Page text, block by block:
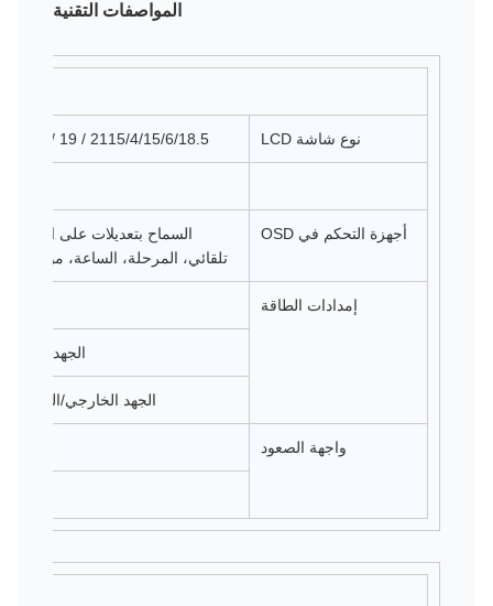
المواصفات التقنية
نوع شاشة LCD 2115/4/15/6/18.5 / 19 / 19.5 / 20 / 21.5 / 22 / 23 / 23.6 / 24
أجهزة التحكم في OSD
السماح بتعديلات على
تلقائي، المرحلة، الساعة، موقع H / V، اللغات، الوظيفة، إعادة تعيين
إمدادات الطاقة
الجهد الدخالي: 100-240 فاكس، 50-60
الجهد الخارجي/التيار: 12 فولت عند 4 آمبرات كحد أقصى
واجهة الصعود